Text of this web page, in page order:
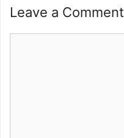
Leave a Comment